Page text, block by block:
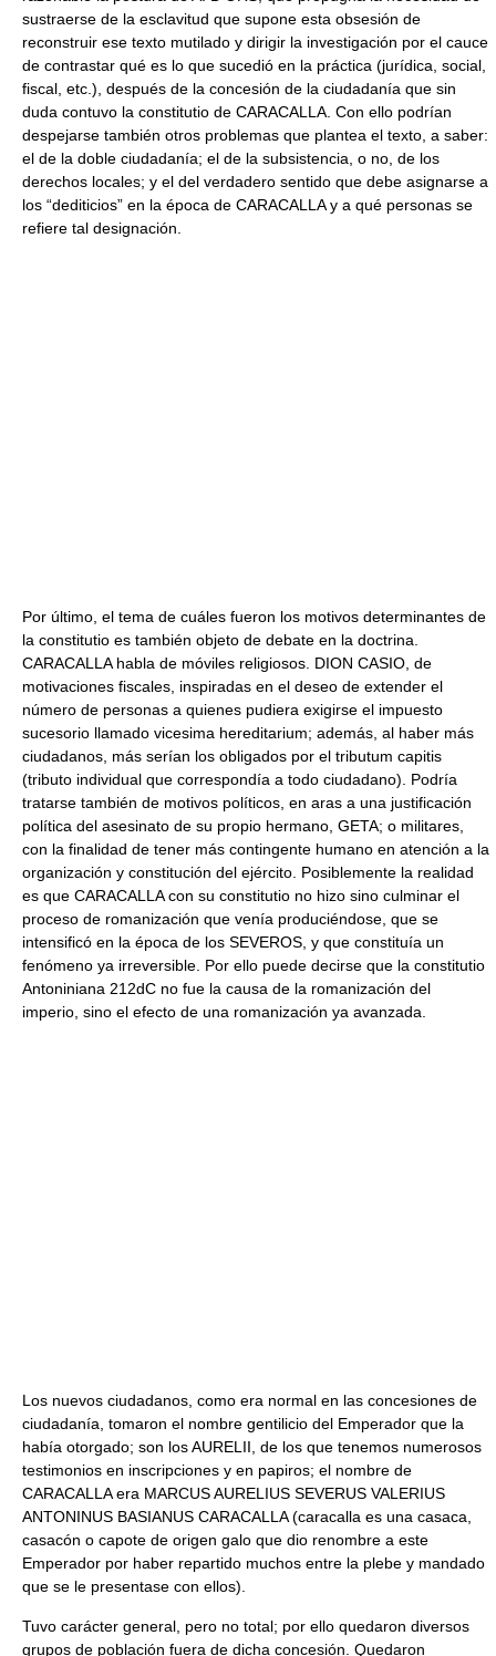
sustraerse de la esclavitud que supone esta obsesión de
reconstruir ese texto mutilado y dirigir la investigación por el cauce
de contrastar qué es lo que sucedió en la práctica (jurídica, social,
fiscal, etc.), después de la concesión de la ciudadanía que sin
duda contuvo la constitutio de CARACALLA. Con ello podrían
despejarse también otros problemas que plantea el texto, a saber:
el de la doble ciudadanía; el de la subsistencia, o no, de los
derechos locales; y el del verdadero sentido que debe asignarse a
los “dediticios” en la época de CARACALLA y a qué personas se
refiere tal designación.
Por último, el tema de cuáles fueron los motivos determinantes de
la constitutio es también objeto de debate en la doctrina.
CARACALLA habla de móviles religiosos. DION CASIO, de
motivaciones fiscales, inspiradas en el deseo de extender el
número de personas a quienes pudiera exigirse el impuesto
sucesorio llamado vicesima hereditarium; además, al haber más
ciudadanos, más serían los obligados por el tributum capitis
(tributo individual que correspondía a todo ciudadano). Podría
tratarse también de motivos políticos, en aras a una justificación
política del asesinato de su propio hermano, GETA; o militares,
con la finalidad de tener más contingente humano en atención a la
organización y constitución del ejército. Posiblemente la realidad
es que CARACALLA con su constitutio no hizo sino culminar el
proceso de romanización que venía produciéndose, que se
intensificó en la época de los SEVEROS, y que constituía un
fenómeno ya irreversible. Por ello puede decirse que la constitutio
Antoniniana 212dC no fue la causa de la romanización del
imperio, sino el efecto de una romanización ya avanzada.
Los nuevos ciudadanos, como era normal en las concesiones de
ciudadanía, tomaron el nombre gentilicio del Emperador que la
había otorgado; son los AURELII, de los que tenemos numerosos
testimonios en inscripciones y en papiros; el nombre de
CARACALLA era MARCUS AURELIUS SEVERUS VALERIUS
ANTONINUS BASIANUS CARACALLA (caracalla es una casaca,
casacón o capote de origen galo que dio renombre a este
Emperador por haber repartido muchos entre la plebe y mandado
que se le presentase con ellos).
Tuvo carácter general, pero no total; por ello quedaron diversos
grupos de población fuera de dicha concesión. Quedaron